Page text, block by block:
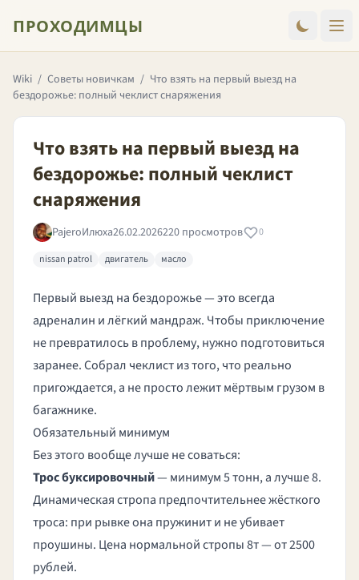
ПРОХОДИМЦЫ
Wiki / Советы новичкам / Что взять на первый выезд на
бездорожье: полный чеклист снаряжения
Что взять на первый выезд на
бездорожье: полный чеклист
снаряжения
PajeroИлюха26.02.2026220 просмотров
0
nissan patrol
двигатель масло
Первый выезд на бездорожье — это всегда
адреналин и лёгкий мандраж. Чтобы приключение
не превратилось в проблему, нужно подготовиться
заранее. Собрал чеклист из того, что реально
пригождается, а не просто лежит мёртвым грузом в
багажнике.
Обязательный минимум
Без этого вообще лучше не соваться:
Трос буксировочный— минимум 5 тонн, а лучше 8.
Динамическая стропа предпочтительнее жёсткого
троса: при рывке она пружинит и не убивает
проушины. Цена нормальной стропы 8т — от 2500
рублей.